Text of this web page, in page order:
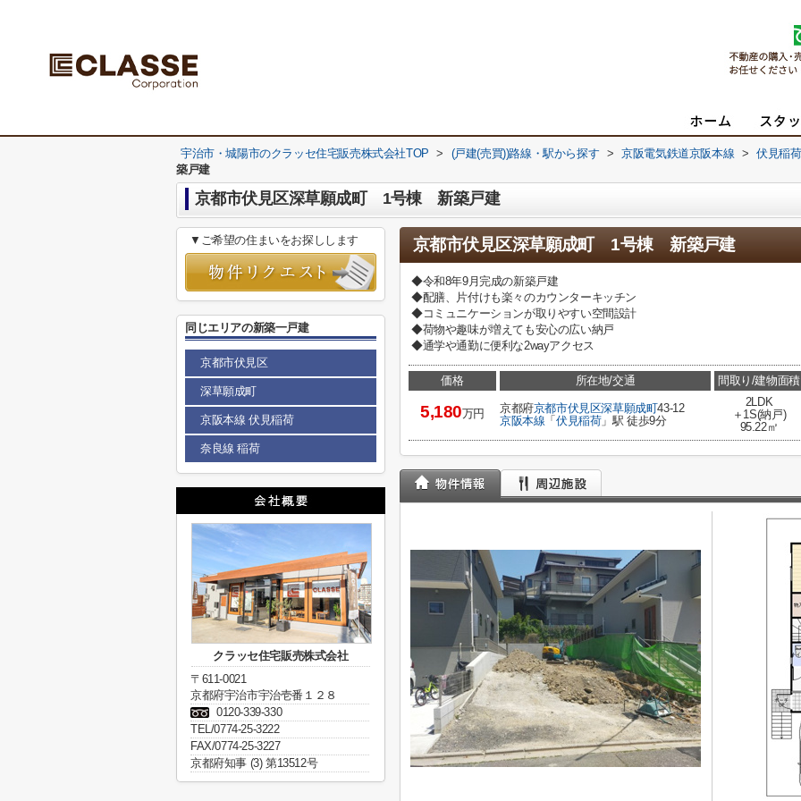
宇治市・城陽市のクラッセ住宅販売株式会社TOP > (戸建(売買))路線・駅から探す > 京阪電気鉄道京阪本線 > 伏見稲
築戸建
京都市伏見区深草願成町 1号棟 新築戸建
京都市伏見区深草願成町 1号棟 新築戸建
◆令和8年9月完成の新築戸建
◆配膳、片付けも楽々のカウンターキッチン
◆コミュニケーションが取りやすい空間設計
◆荷物や趣味が増えても安心の広い納戸
◆通学や通勤に便利な2wayアクセス
価格
5,180万円
所在地/交通
京都府京都市伏見区深草願成町43-12
京阪本線 「伏見稲荷」駅 徒歩9分
間取り/建物面積
2LDK
＋1S(納戸)
95.22㎡
▼ご希望の住まいをお探しします
同じエリアの新築一戸建
京都市伏見区
深草願成町
京阪本線 伏見稲荷
奈良線 稲荷
クラッセ住宅販売株式会社
〒611-0021
京都府宇治市宇治壱番１２８
0120-339-330
TEL/0774-25-3222
FAX/0774-25-3227
京都府知事 (3) 第13512号